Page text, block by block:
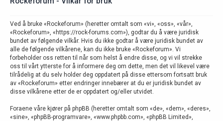
Ved å bruke «Rockeforum» (heretter omtalt som «vi», «oss», «vår»,
«Rockeforum», «https://rock-forums.com»), godtar du å være juridisk
bundet av følgende vilkår. Hvis du ikke godtar å være juridisk bundet av
alle de følgende vilkårene, kan du ikke bruke «Rockeforum». Vi
forbeholder oss retten til når som helst å endre disse, og vi vil strekke
oss til vårt ytterste for å informere deg om dette, men det vil likevel være
tilrådelig at du selv holder deg oppdatert på disse ettersom fortsatt bruk
av «Rockeforum» etter endringer innebærer at du er juridisk bundet av
disse vilkårene etter de er oppdatert og/eller utvidet.
Foraene våre kjører på phpBB (heretter omtalt som «de», «dem», «deres»,
«sine», «phpBB-programvare», «www.phpbb.com», «phpBB Limited»,